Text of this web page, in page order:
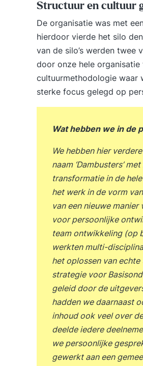
Structuur en cultuur
De organisatie was met
hierdoor vierde het silo
van de silo’s werden twee
door onze hele
cultuurmethodologie waar
sterke focus gelegd op
Wat hebben we in de
We hebben hier
naam ‘Dambusters’
transformatie in de
het werk in de vorm
van een nieuwe
voor persoonlijke
team ontwikkeling (op
werkten multi-
het oplossen van
strategie voor
geleid door de
hadden we daarnaast
inhoud ook veel over
deelde iedere
we persoonlijke
gewerkt aan een